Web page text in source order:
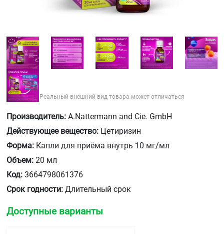
Реальный внешний вид товара может отличаться
Производитель: A.Nattermann and Cie. GmbH
Действующее вещество: Цетиризин
Форма: Капли для приёма внутрь 10 мг/мл
Объем: 20 мл
Код: 3664798061376
Срок годности: Длительный срок
Доступные варианты